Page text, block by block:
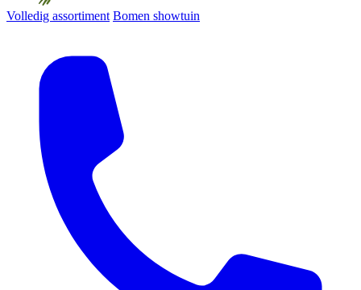
Volledig assortiment Bomen showtuin